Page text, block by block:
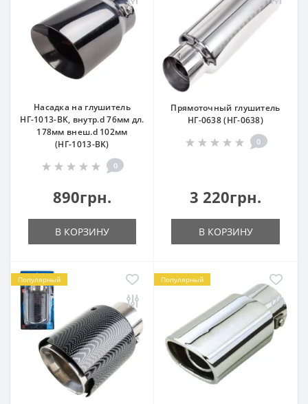
Насадка на глушитель
НГ-1013-BK, внутр.d 76мм дл.
178мм внеш.d 102мм
(НГ-1013-BK)
0
890грн.
В КОРЗИНУ
Прямоточный глушитель
НГ-0638 (НГ-0638)
0
3 220грн.
В КОРЗИНУ
Популярный Популярный